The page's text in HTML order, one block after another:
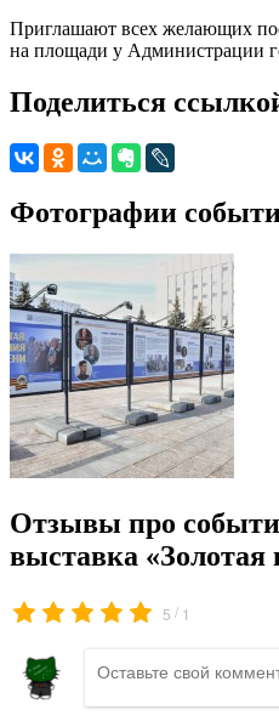
Приглашают всех желающих
на площади у Администрации
Поделиться
Фотографии
Отзывы про
выставка
5 / 1